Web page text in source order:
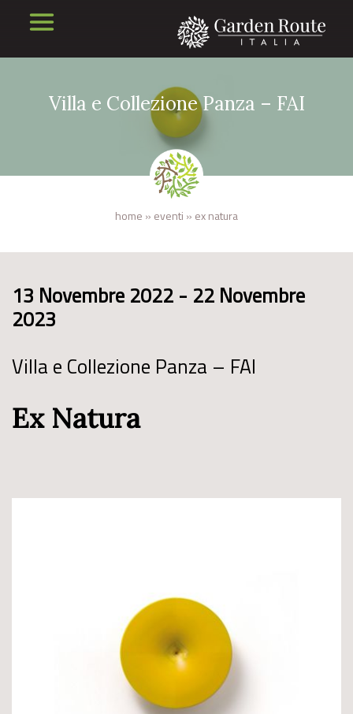
Villa e Collezione Panza – FAI
home » eventi » ex natura
13 Novembre 2022 - 22 Novembre
2023
Villa e Collezione Panza – FAI
Ex Natura